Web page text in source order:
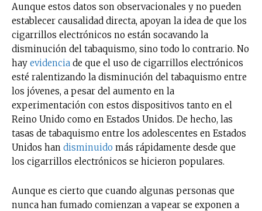
Aunque estos datos son observacionales y no pueden
establecer causalidad directa, apoyan la idea de que los
cigarrillos electrónicos no están socavando la
disminución del tabaquismo, sino todo lo contrario. No
hay evidencia de que el uso de cigarrillos electrónicos
esté ralentizando la disminución del tabaquismo entre
los jóvenes, a pesar del aumento en la
experimentación con estos dispositivos tanto en el
Reino Unido como en Estados Unidos. De hecho, las
tasas de tabaquismo entre los adolescentes en Estados
Unidos han disminuido más rápidamente desde que
los cigarrillos electrónicos se hicieron populares.
Aunque es cierto que cuando algunas personas que
nunca han fumado comienzan a vapear se exponen a